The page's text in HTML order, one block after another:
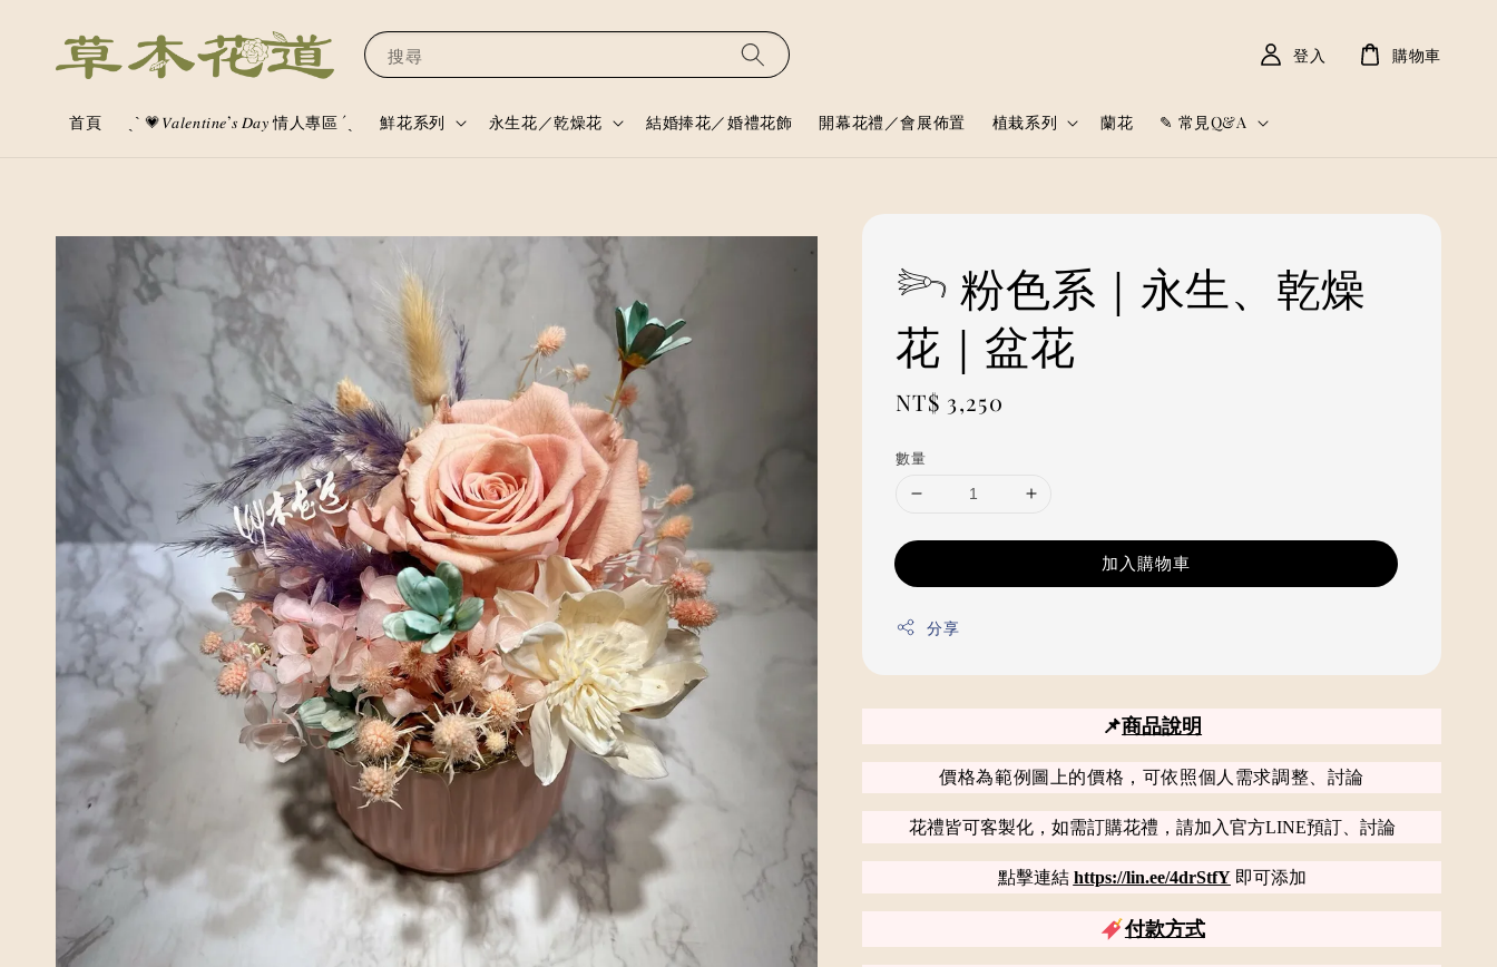
搜尋
首頁 ˏˋ 💗𝑉𝑎𝑙𝑒𝑛𝑡𝑖𝑛𝑒’𝑠 𝐷𝑎𝑦 情人專區 ´ˎ 鮮花系列 永生花／乾燥花 結婚捧花／婚禮花飾 開幕花禮／會展佈置 植栽系列 蘭花 ✎ 常見Q&A
登入 購物車
𓆸 粉色系｜永生、乾燥
花｜盆花
Regular
NT$ 3,250
數量
加入購物車
分享
📌商品說明
價格為範例圖上的價格，可依照個人需求調整、討論
花禮皆可客製化，如需訂購花禮，請加入官方LINE預訂、討論
點擊連結 https://lin.ee/4drStfY即可添加
付款方式